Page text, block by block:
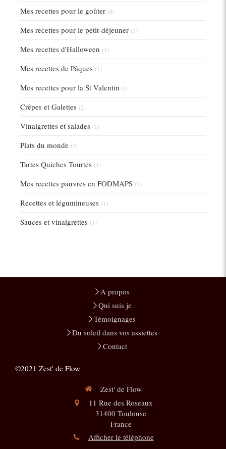
Mes recettes pour le goûter (8)
Mes recettes pour le petit-déjeuner (5)
Mes recettes d'Halloween (1)
Mes recettes de Pâques (1)
Mes recettes pour la St Valentin (1)
Crêpes et Galettes (2)
Vinaigrettes et salades (1)
Plats du monde (3)
Tartes Quiches Tourtes (1)
Mes recettes pauvres en FODMAPS (1)
Recettes et légumineuses (1)
Sauces et vinaigrettes (1)
A propos
Qui suis je
Témoignages
Du soleil dans vos assiettes
Contact
©2021 Zest' de Flow
Zest' de Flow
11 Rue des Roseaux
31400 Toulouse
France
Afficher le téléphone